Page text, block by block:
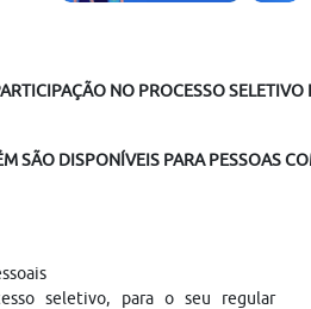
NO PROCESSO SELETIVO
SÃO DISPONÍVEIS PARA PESSOAS
seletivo, para o seu regular